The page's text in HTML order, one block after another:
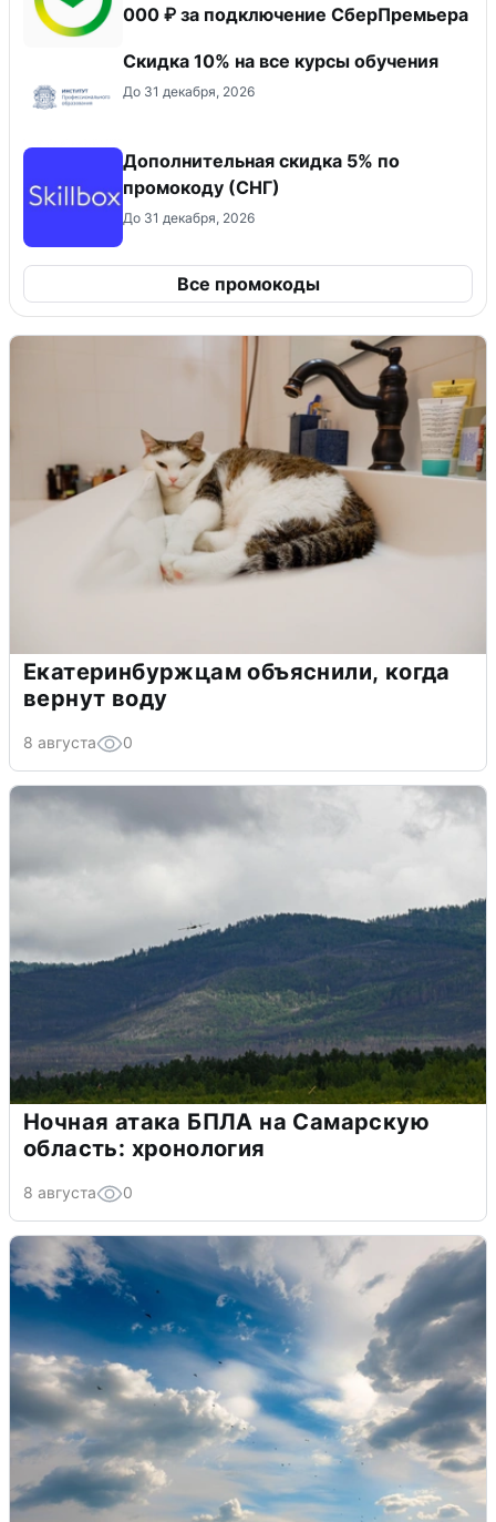
000 ₽ за подключение СберПремьера
Скидка 10% на все курсы обучения
До 31 декабря, 2026
Дополнительная скидка 5% по
промокоду (СНГ)
До 31 декабря, 2026
Все промокоды
Екатеринбуржцам объяснили, когда
вернут воду
8 августа 0
Ночная атака БПЛА на Самарскую
область: хронология
8 августа 0